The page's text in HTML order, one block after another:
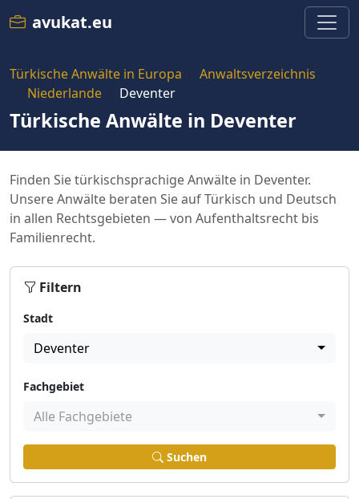
avukat.eu
Türkische Anwälte in Europa
Anwaltsverzeichnis
Niederlande
Deventer
Türkische Anwälte in Deventer
Finden Sie türkischsprachige Anwälte in Deventer.
Unsere Anwälte beraten Sie auf Türkisch und Deutsch
in allen Rechtsgebieten — von Aufenthaltsrecht bis
Familienrecht.
Filtern
Stadt
Deventer
Fachgebiet
Alle Fachgebiete
Suchen